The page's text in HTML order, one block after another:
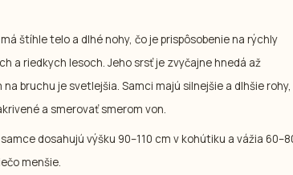
štíhle telo a dlhé nohy, čo je prispôsobenie na rýchly
a riedkych lesoch. Jeho srsť je zvyčajne hnedá až
bruchu je svetlejšia. Samci majú silnejšie a dlhšie rohy,
a smerovať smerom von.
dosahujú výšku 90–110 cm v kohútiku a vážia
menšie.